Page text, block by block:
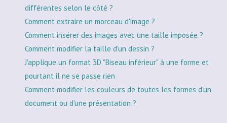
différentes selon le côté ?
Comment extraire un morceau d'image ?
Comment insérer des images avec une taille imposée ?
Comment modifier la taille d'un dessin ?
J'applique un format 3D "Biseau inférieur" à une forme et
pourtant il ne se passe rien
Comment modifier les couleurs de toutes les formes d'un
document ou d'une présentation ?